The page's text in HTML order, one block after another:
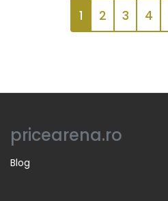
1 2 3 4
pricearena.ro
Blog